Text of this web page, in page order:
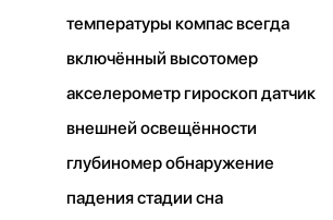
температуры компас всегда
включённый высотомер
акселерометр гироскоп датчик
внешней освещённости
глубиномер обнаружение
падения стадии сна